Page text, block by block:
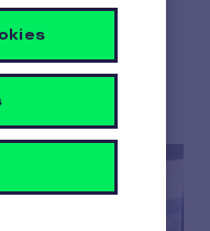
de Lectura